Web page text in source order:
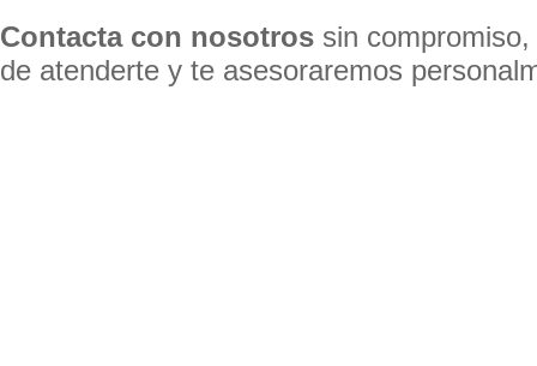
Contacta con nosotros sin
de atenderte y te asesoraremos